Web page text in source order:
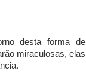
desta forma de
miraculosas, elas